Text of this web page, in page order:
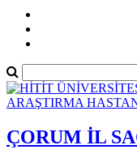
ÇORUM İL